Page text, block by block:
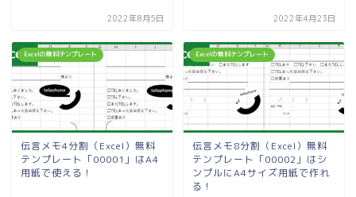
2022年8月5日 2022年4月23日
Excelの無料テンプレート
伝言メモ4分割（Excel）無料
テンプレート「00001」はA4
用紙で使える！
Excelの無料テンプレート
伝言メモ8分割（Excel）無料
テンプレート「00002」はシ
ンプルにA4サイズ用紙で作れ
る！